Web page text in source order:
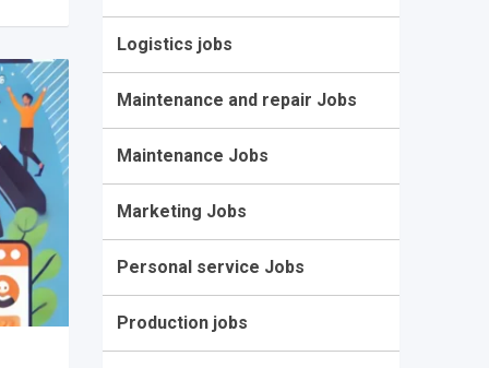
Logistics jobs
Maintenance and repair Jobs
Maintenance Jobs
Marketing Jobs
Personal service Jobs
Production jobs